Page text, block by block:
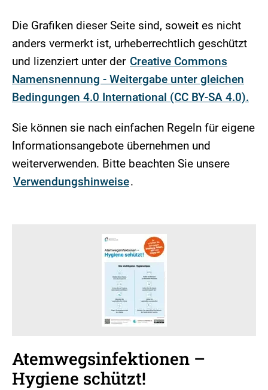
Die Grafiken dieser Seite sind, soweit es nicht
anders vermerkt ist, urheberrechtlich geschützt
und lizenziert unter der Creative Commons
Namensnennung - Weitergabe unter gleichen
Bedingungen 4.0 International (CC BY-SA 4.0).
Sie können sie nach einfachen Regeln für eigene
Informationsangebote übernehmen und
weiterverwenden. Bitte beachten Sie unsere
Verwendungshinweise.
Atemwegsinfektionen –
Hygiene schützt!